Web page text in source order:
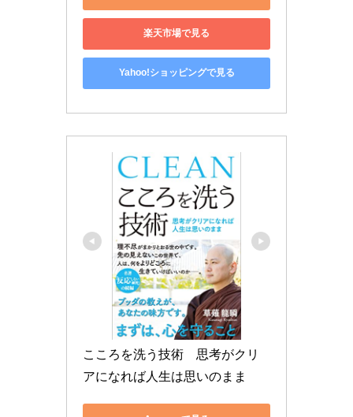
楽天市場で見る
Yahoo!ショッピングで見る
こころを洗う技術　思考がクリ
アになれば人生は思いのまま